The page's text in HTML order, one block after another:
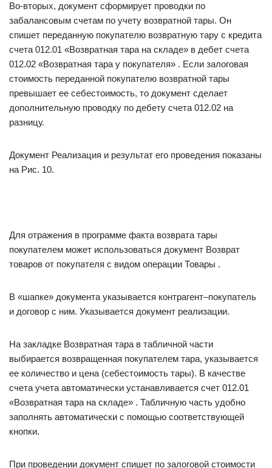
Во-вторых, документ сформирует проводки по
забалансовым счетам по учету возвратной тары. Он
спишет переданную покупателю возвратную тару с кредита
счета 012.01 «Возвратная тара на складе» в дебет счета
012.02 «Возвратная тара у покупателя» . Если залоговая
стоимость переданной покупателю возвратной тары
превышает ее себестоимость, то документ сделает
дополнительную проводку по дебету счета 012.02 на
разницу.
Документ Реализация и результат его проведения показаны
на Рис. 10.
Для отражения в программе факта возврата тары
покупателем может использоваться документ Возврат
товаров от покупателя с видом операции Товары .
В «шапке» документа указывается контрагент–покупатель
и договор с ним. Указывается документ реализации.
На закладке Возвратная тара в табличной части
выбирается возвращенная покупателем тара, указывается
ее количество и цена (себестоимость тары). В качестве
счета учета автоматически устанавливается счет 012.01
«Возвратная тара на складе» . Табличную часть удобно
заполнять автоматически с помощью соответствующей
кнопки.
При проведении документ спишет по залоговой стоимости